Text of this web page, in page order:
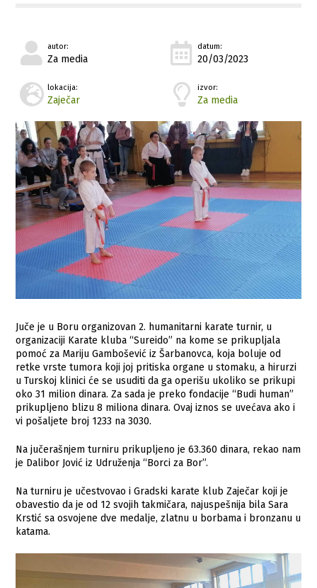
autor:
Za media
datum:
20/03/2023
lokacija:
Zaječar
izvor:
Za media
Juče je u Boru organizovan 2. humanitarni karate turnir, u
organizaciji Karate kluba “Sureido” na kome se prikupljala
pomoć za Mariju Gambošević iz Šarbanovca, koja boluje od
retke vrste tumora koji joj pritiska organe u stomaku, a hirurzi
u Turskoj klinici će se usuditi da ga operišu ukoliko se prikupi
oko 31 milion dinara. Za sada je preko fondacije “Budi human”
prikupljeno blizu 8 miliona dinara. Ovaj iznos se uvećava ako i
vi pošaljete broj 1233 na 3030.
Na jučerašnjem turniru prikupljeno je 63.360 dinara, rekao nam
je Dalibor Jović iz Udruženja “Borci za Bor”.
Na turniru je učestvovao i Gradski karate klub Zaječar koji je
obavestio da je od 12 svojih takmičara, najuspešnija bila Sara
Krstić sa osvojene dve medalje, zlatnu u borbama i bronzanu u
katama.